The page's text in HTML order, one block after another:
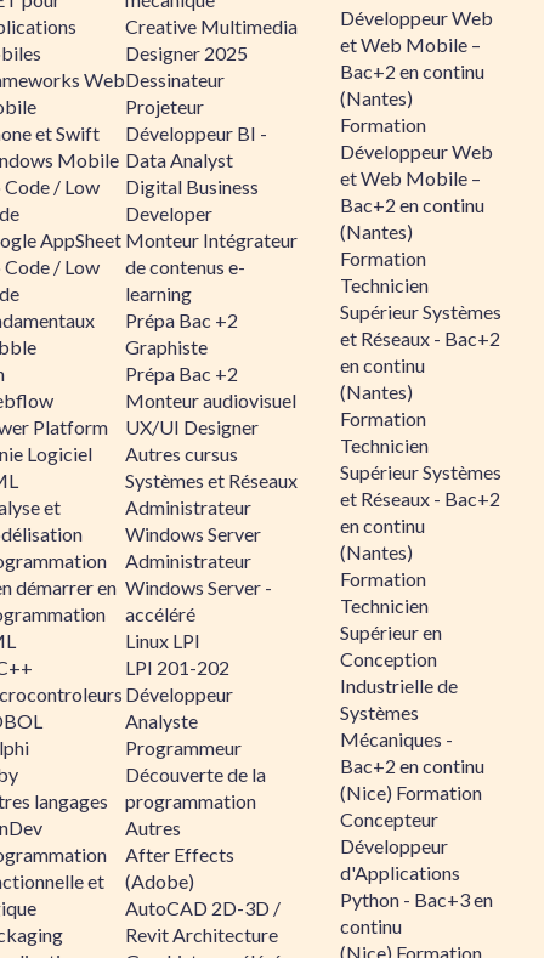
Web
et Swift
Mobile
/ Low
AppSheet
/ Low
Platform
Logiciel
et
démarrer en
langages
et
Creative Multimedia
Designer 2025
Dessinateur
Projeteur
Développeur BI -
Data Analyst
Digital Business
Developer
Monteur Intégrateur
de contenus e-
learning
Prépa Bac +2
Graphiste
Prépa Bac +2
Monteur audiovisuel
UX/UI Designer
Autres cursus
Systèmes et Réseaux
Administrateur
Windows Server
Administrateur
Windows Server -
accéléré
Linux LPI
LPI 201-202
Développeur
Analyste
Programmeur
Découverte de la
programmation
Autres
After Effects
(Adobe)
AutoCAD 2D-3D /
Revit Architecture
Développeur Web
et Web Mobile –
Bac+2 en continu
(Nantes)
Formation
Développeur Web
et Web Mobile –
Bac+2 en continu
(Nantes)
Formation
Technicien
Supérieur Systèmes
et Réseaux - Bac+2
en continu
(Nantes)
Formation
Technicien
Supérieur Systèmes
et Réseaux - Bac+2
en continu
(Nantes)
Formation
Technicien
Supérieur en
Conception
Industrielle de
Systèmes
Mécaniques -
Bac+2 en continu
(Nice) Formation
Concepteur
Développeur
d'Applications
Python - Bac+3 en
continu
(Nice) Formation